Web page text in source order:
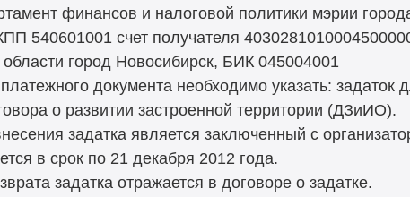
финансов и налоговой политики мэрии
540601001 счет получателя
город Новосибирск, БИК 045004001
документа необходимо указать:
о развитии застроенной территории (ДЗиИО).
задатка является заключенный с
в срок по 21 декабря 2012 года.
задатка отражается в договоре о задатке.